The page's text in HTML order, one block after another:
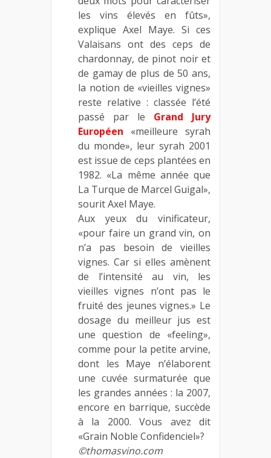
les vins élevés en fûts»,
explique Axel Maye. Si ces
Valaisans ont des ceps de
chardonnay, de pinot noir et
de gamay de plus de 50 ans,
la notion de «vieilles vignes»
reste relative : classée l’été
passé par le Grand Jury
Européen «meilleure syrah
du monde», leur syrah 2001
est issue de ceps plantées en
1982. «La même année que
La Turque de Marcel Guigal»,
sourit Axel Maye.
Aux yeux du vinificateur,
«pour faire un grand vin, on
n’a pas besoin de vieilles
vignes. Car si elles amènent
de l’intensité au vin, les
vieilles vignes n’ont pas le
fruité des jeunes vignes.» Le
dosage du meilleur jus est
une question de «feeling»,
comme pour la petite arvine,
dont les Maye n’élaborent
une cuvée surmaturée que
les grandes années : la 2007,
encore en barrique, succède
à la 2000. Vous avez dit
«Grain Noble Confidenciel»?
©thomasvino.com